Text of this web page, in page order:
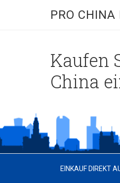
PRO CHINA
Kaufen
China
EINKAUF DIREKT